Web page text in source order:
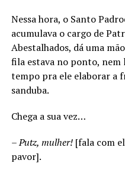
Nessa hora, o Santo
acumulava o cargo de
Abestalhados, dá uma
fila estava no ponto, nem
tempo pra ele elaborar a
sanduba.
Chega a sua vez…
–Putz, mulher![fala com
pavor].